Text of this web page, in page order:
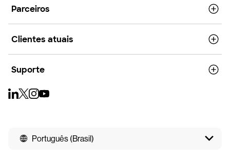
Parceiros
Clientes atuais
Suporte
Português (Brasil)